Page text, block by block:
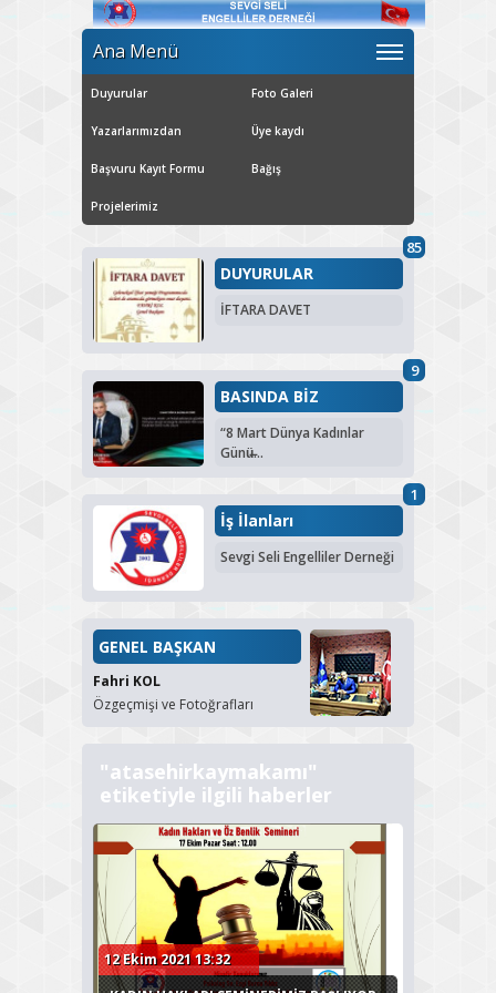
Ana Menü
Duyurular Foto Galeri
Yazarlarımızdan Üye kaydı
Başvuru Kayıt Formu Bağış
Projelerimiz
85
DUYURULAR
İFTARA DAVET
9
BASINDA BİZ
“8 Mart Dünya Kadınlar
Günü̶...
1
İş İlanları
Sevgi Seli Engelliler Derneği
GENEL BAŞKAN
Fahri KOL
Özgeçmişi ve Fotoğrafları
"atasehirkaymakamı"
etiketiyle ilgili haberler
12 Ekim 2021 13:32